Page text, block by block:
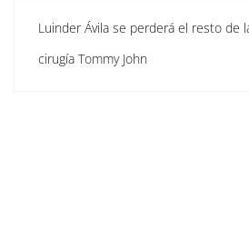
Luinder Ávila se perderá el resto de
cirugía Tommy John